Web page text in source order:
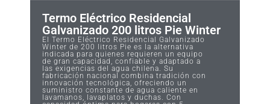
Termo Eléctrico Residencial
Galvanizado 200 litros Pie Winter
El Termo Eléctrico Residencial Galvanizado
Winter de 200 litros Pie es la alternativa
indicada para quienes requieren un equipo
de gran capacidad, confiable y adaptado a
las exigencias del agua chilena. Su
fabricación nacional combina tradición con
innovación tecnológica, ofreciendo un
suministro constante de agua caliente en
lavamanos, lavaplatos y duchas. Con